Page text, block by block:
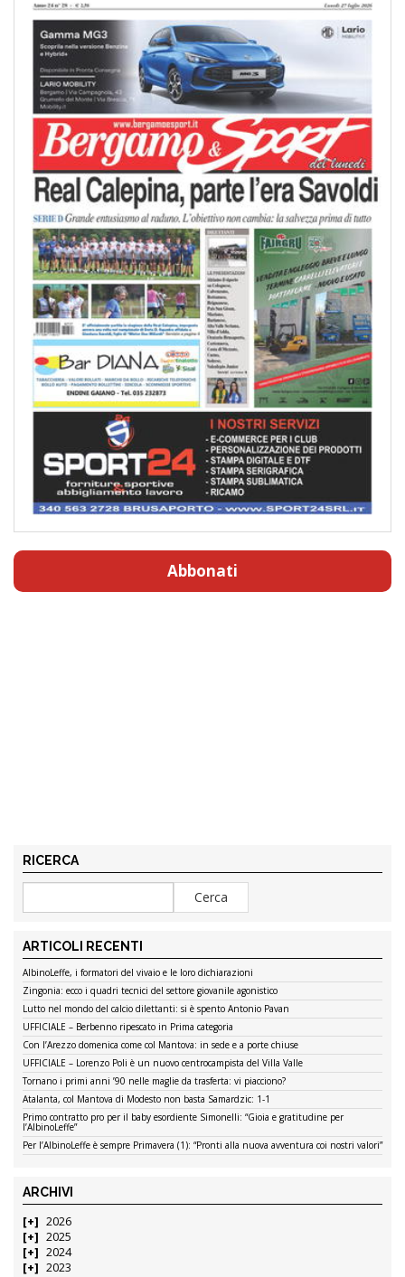
Abbonati
RICERCA
ARTICOLI RECENTI
AlbinoLeffe, i formatori del vivaio e le loro dichiarazioni
Zingonia: ecco i quadri tecnici del settore giovanile agonistico
Lutto nel mondo del calcio dilettanti: si è spento Antonio Pavan
UFFICIALE – Berbenno ripescato in Prima categoria
Con l’Arezzo domenica come col Mantova: in sede e a porte chiuse
UFFICIALE – Lorenzo Poli è un nuovo centrocampista del Villa Valle
Tornano i primi anni ’90 nelle maglie da trasferta: vi piacciono?
Atalanta, col Mantova di Modesto non basta Samardzic: 1-1
Primo contratto pro per il baby esordiente Simonelli: “Gioia e gratitudine per
l’AlbinoLeffe”
Per l’AlbinoLeffe è sempre Primavera (1): “Pronti alla nuova avventura coi nostri valori”
ARCHIVI
2026
2025
2024
2023